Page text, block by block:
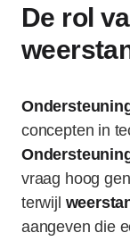
De rol
concepten in
vraag hoog
terwijl
aangeven die